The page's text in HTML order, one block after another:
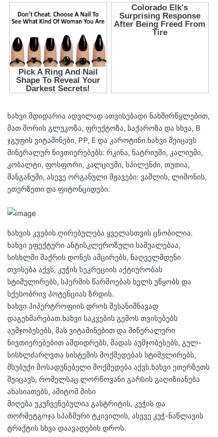
ხახვი მდიდარია ადვილად ათვისებადი ნახშირწყლებით,
მათ შორის გლუკოზა, ფრუქტოზა, საქაროზა და სხვა, B
ჯგუფის ვიტამინები, PP, E და კაროტინი.ხახვი შეიცავს
მინერალურ ნივთიერებებს: რკინა, ნატრიუმი, კალიუმი,
კობალტი, ფოსფორი, კალციუმი, სპილენძი, თუთია,
მანგანუმი, ასევე ორგანული მჟავები: ვაშლის, ლიმონის,
ეთერზეთი და ფიტონციდები.
ხახვის კვების ღირებულება ყველასთვის ცნობილია.
ხახვი ეფექტური ანტისკლეროზული საშუალებაა,
სისხლში შაქრის დონეს ამცირებს, ნაღველმდენი
თვისება აქვს, კუჭის სეკრეციის აქტიურობას
სტიმულირებს, სპერმის წარმოებას ხელს უწყობს და
სქესობრივ პოტენციას ზრდის.
ხახვი ჰიპერტროფიის დროს შესანიშნავად
დაგეხმარებათ.ხახვი საკვების გემოს თვისებებს
აუმჯობესებს, მას ვიტამინებით და მინერალური
ნივთიერებებით ამდიდრებს, მადას აუმჯობესებს, გულ-
სისხლძარღვთა სისტემის მოქმედებას სტიმულირებს,
მსუბუქი მოსადუნებელი მოქმედება აქვს.ხახვი ეთერზეთს
შეიცავს, რომელსაც ლორწოვანი გარსის გაღიზიანება
ახასიათებს, ამიტომ მისი
მიღება უკუჩვენებულია გასტრიტის, კუჭის და
თორმეტგოჯა სპაზმური ტკივილის, ასევე კუჭ-ნაწლავის
ტრაქტის სხვა დაავადების დროს.